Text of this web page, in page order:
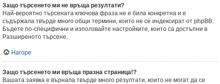
Защо търсенето ми не връща резултати?
Най-вероятно търсената ключова фраза не е била конкретна и е
съдържала твърде много общи термини, които не се индексират от phpBB.
Бъдете по-специфични и използвайте настройките, които са достъпни в
Разширеното търсене.
Нагоре
Защо търсенето ми връща празна страница!?
Вашата заявка е върнала твърде много резултати, които не могат да се